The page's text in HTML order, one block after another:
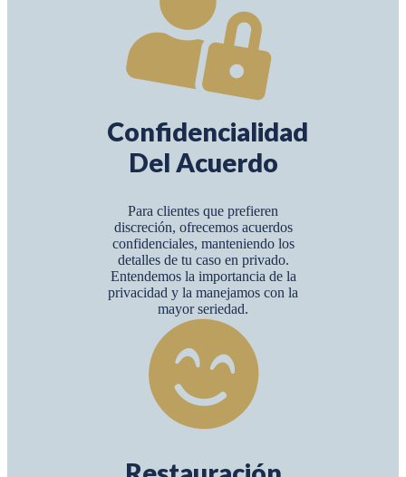
Confidencialidad
Del Acuerdo
Para clientes que prefieren
discreción, ofrecemos acuerdos
confidenciales, manteniendo los
detalles de tu caso en privado.
Entendemos la importancia de la
privacidad y la manejamos con la
mayor seriedad.